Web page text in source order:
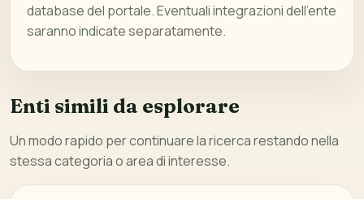
database del portale. Eventuali integrazioni dell’ente
saranno indicate separatamente.
Enti simili da esplorare
Un modo rapido per continuare la ricerca restando nella
stessa categoria o area di interesse.